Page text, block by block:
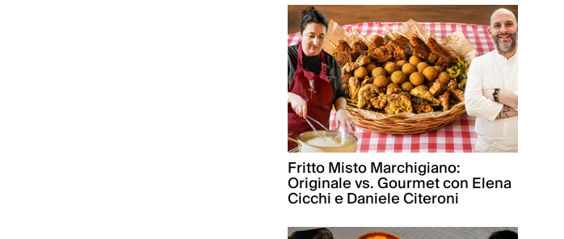
Fritto Misto Marchigiano:
Originale vs. Gourmet con Elena
Cicchi e Daniele Citeroni